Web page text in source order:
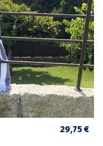
29,75 €